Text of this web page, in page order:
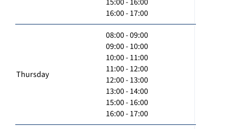
16:00 - 17:00
Thursday
08:00 - 09:00
09:00 - 10:00
10:00 - 11:00
11:00 - 12:00
12:00 - 13:00
13:00 - 14:00
15:00 - 16:00
16:00 - 17:00